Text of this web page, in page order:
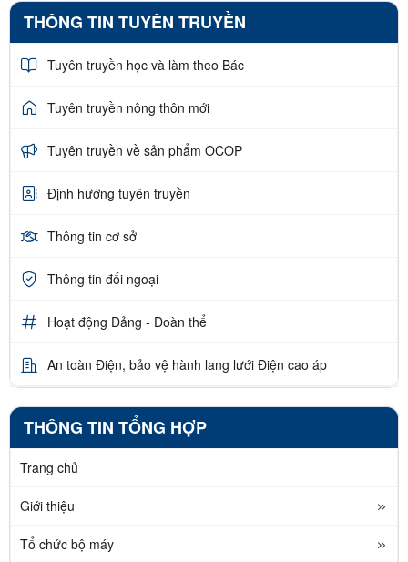
THÔNG TIN TUYÊN TRUYỀN
Tuyên truyền học và làm theo Bác
Tuyên truyền nông thôn mới
Tuyên truyền về sản phẩm OCOP
Định hướng tuyên truyền
Thông tin cơ sở
Thông tin đối ngoại
Hoạt động Đảng - Đoàn thể
An toàn Điện, bảo vệ hành lang lưới Điện cao áp
THÔNG TIN TỔNG HỢP
Trang chủ
Giới thiệu
Tổ chức bộ máy